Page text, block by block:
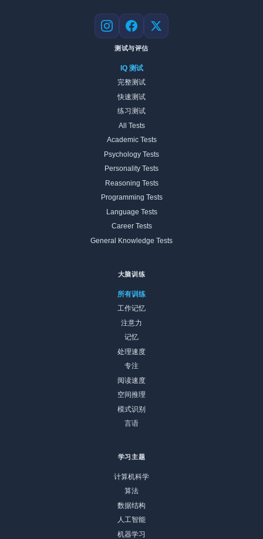
Instagram
Facebook
X
测试与评估
IQ 测试
完整测试
快速测试
练习测试
All Tests
Academic Tests
Psychology Tests
Personality Tests
Reasoning Tests
Programming Tests
Language Tests
Career Tests
General Knowledge Tests
大脑训练
所有训练
工作记忆
注意力
记忆
处理速度
专注
阅读速度
空间推理
模式识别
言语
学习主题
计算机科学
算法
数据结构
人工智能
机器学习